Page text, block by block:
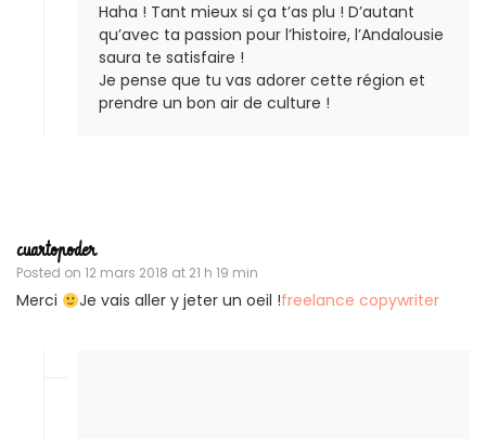
Haha ! Tant mieux si ça t’as plu ! D’autant
qu’avec ta passion pour l’histoire, l’Andalousie
saura te satisfaire !
Je pense que tu vas adorer cette région et
prendre un bon air de culture !
cuartopoder
Posted on 12 mars 2018 at 21 h 19 min
Merci Je vais aller y jeter un oeil !freelance copywriter